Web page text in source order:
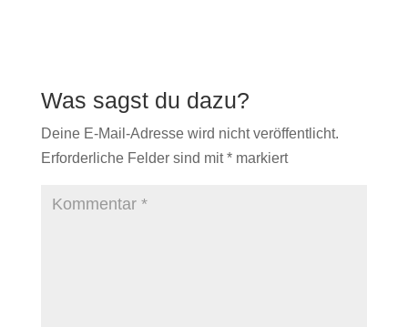
Deine E-Mail-Adresse wird nicht veröffentlicht.
Erforderliche Felder sind mit*markiert